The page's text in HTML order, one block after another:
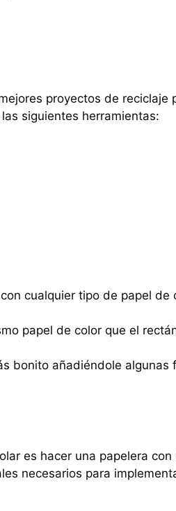
proyectos de reciclaje
siguientes herramientas:
cualquier tipo de papel de
papel de color que el
bonito añadiéndole algunas
es hacer una papelera
necesarios para